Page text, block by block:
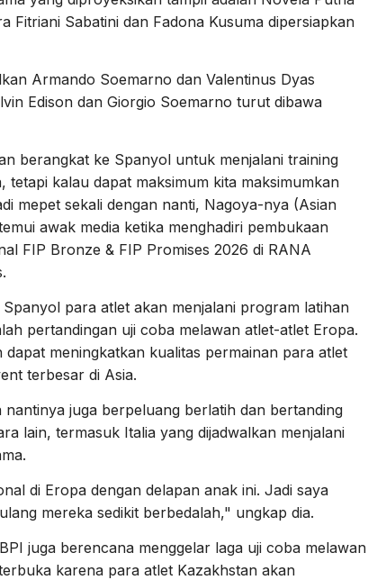
Fitriani Sabatini dan Fadona Kusuma dipersiapkan
Armando Soemarno dan Valentinus Dyas
Edison dan Giorgio Soemarno turut dibawa
berangkat ke Spanyol untuk menjalani training
tetapi kalau dapat maksimum kita maksimumkan
mepet sekali dengan nanti, Nagoya-nya (Asian
awak media ketika menghadiri pembukaan
FIP Bronze & FIP Promises 2026 di RANA
para atlet akan menjalani program latihan
pertandingan uji coba melawan atlet-atlet Eropa.
meningkatkan kualitas permainan para atlet
terbesar di Asia.
juga berpeluang berlatih dan bertanding
lain, termasuk Italia yang dijadwalkan menjalani
di Eropa dengan delapan anak ini. Jadi saya
mereka sedikit berbedalah," ungkap dia.
juga berencana menggelar laga uji coba melawan
karena para atlet Kazakhstan akan